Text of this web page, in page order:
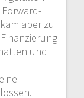
aber zu
und